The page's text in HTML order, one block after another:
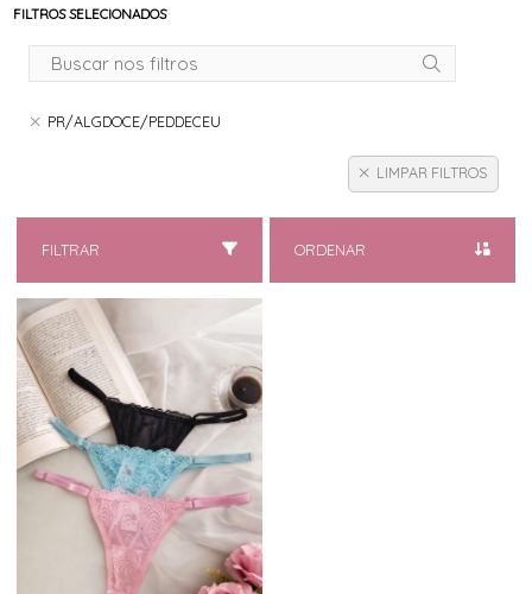
FILTROS SELECIONADOS
PR/ALGDOCE/PEDDECEU
LIMPAR FILTROS
FILTRAR ORDENAR